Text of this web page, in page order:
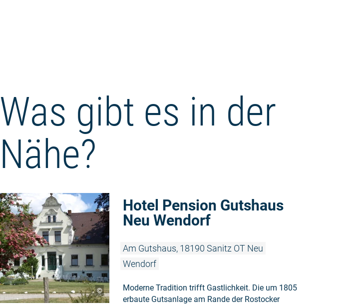
Was gibt es in der
Nähe?
©
Hotel Pension Gutshaus
Neu Wendorf
Am Gutshaus, 18190 Sanitz OT Neu
Wendorf
Moderne Tradition trifft Gastlichkeit. Die um 1805
erbaute Gutsanlage am Rande der Rostocker